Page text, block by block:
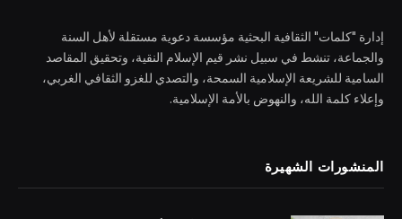
إدارة "كلمات" الثقافية البحثية مؤسسة دعوية مستقلة لأهل السنة
والجماعة، تنشط في سبيل نشر قيم الإسلام النقية، وتحقيق المقاصد
السامية للشريعة الإسلامية السمحة، والتصدي للغزو الثقافي الغربي،
وإعلاء كلمة الله، والنهوض بالأمة الإسلامية.
المنشورات الشهيرة